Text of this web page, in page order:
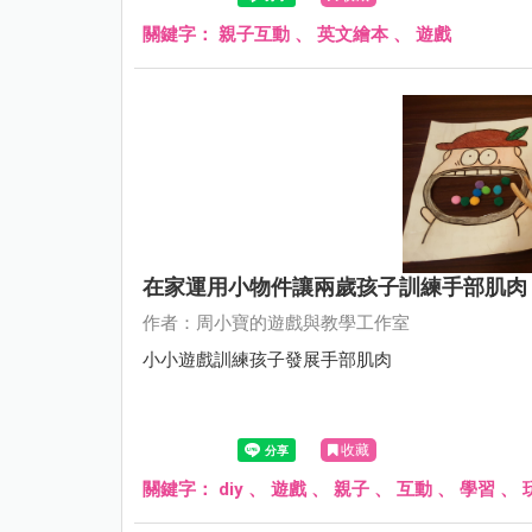
關鍵字： 親子互動 、 英文繪本、 遊戲
在家運用小物件讓兩歲孩子訓練手部肌肉
作者：周小寶的遊戲與教學工作室
小小遊戲訓練孩子發展手部肌肉
收藏
關鍵字： diy 、 遊戲、 親子 、 互動 、 學習 、